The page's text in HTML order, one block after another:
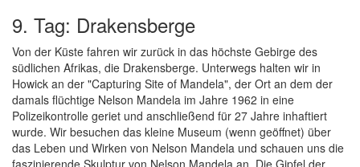
9. Tag: Drakensberge
Von der Küste fahren wir zurück in das höchste Gebirge des
südlichen Afrikas, die Drakensberge. Unterwegs halten wir in
Howick an der "Capturing Site of Mandela", der Ort an dem der
damals flüchtige Nelson Mandela im Jahre 1962 in eine
Polizeikontrolle geriet und anschließend für 27 Jahre inhaftiert
wurde. Wir besuchen das kleine Museum (wenn geöffnet) über
das Leben und Wirken von Nelson Mandela und schauen uns die